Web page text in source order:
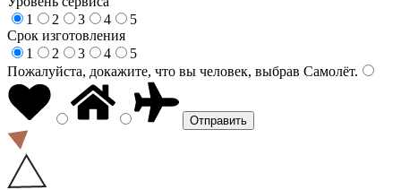
1
2 3 4
5
Срок изготовления
1
2 3 4
5
Пожалуйста, докажите, что вы человек, выбрав Самолёт.